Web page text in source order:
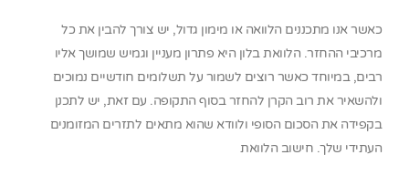
כאשר אנו מתכננים הלוואה או מימון גדול, יש צורך להבין את כל
מרכיבי ההחזר. הלוואת בלון היא פתרון מעניין וגמיש שמושך אליו
רבים, במיוחד כאשר רוצים לשמור על תשלומים חודשיים נמוכים
ולהשאיר את רוב הקרן להחזר בסוף התקופה. עם זאת, יש לתכנן
בקפידה את הסכום הסופי ולוודא שהוא מתאים לתזרים המזומנים
העתידי שלך. חישוב הלוואת